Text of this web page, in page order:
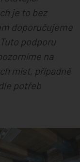
je to bez
doporučujeme
podporu
na
míst, případně
potřeb